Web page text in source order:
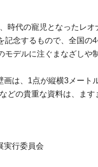
時代の寵児となったレ
念するもので、全国
デルに注ぐまなざし
は、1点が縦横3メー
どの貴重な資料は、ま
実行委員会